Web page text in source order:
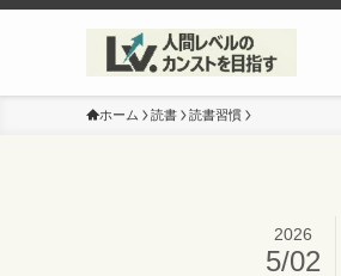
ホーム 読書 読書習慣
2026
5/02